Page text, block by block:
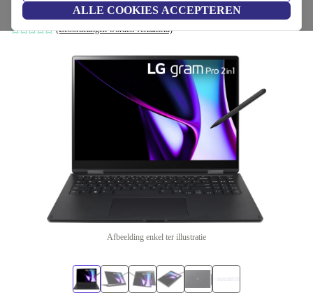
ALLE COOKIES ACCEPTEREN
16 GB | 1 TB SSD | Win 11 Home | DE
(Beoordelingen worden verzameld)
Afbeelding enkel ter illustratie